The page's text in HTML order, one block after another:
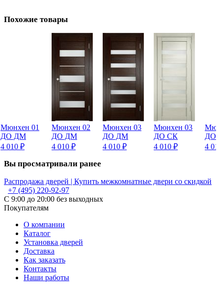
Похожие товары
Мюнхен 01
ДО ДМ
4 010 ₽
Мюнхен 02
ДО ДМ
4 010 ₽
Мюнхен 03
ДО ДМ
4 010 ₽
Мюнхен 03
ДО СК
4 010 ₽
ДО
4
Вы просматривали ранее
Распродажа дверей | Купить межкомнатные двери со скидкой
+7 (495) 220-92-97
С 9:00 до 20:00 без выходных
Покупателям
О компании
Каталог
Установка дверей
Доставка
Как заказать
Контакты
Наши работы